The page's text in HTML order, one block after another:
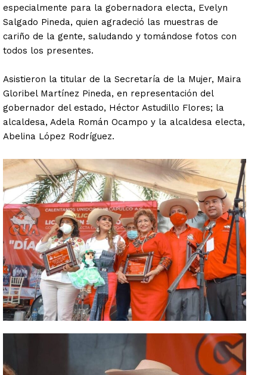
especialmente para la gobernadora electa, Evelyn
Salgado Pineda, quien agradeció las muestras de
cariño de la gente, saludando y tomándose fotos con
todos los presentes.
Asistieron la titular de la Secretaría de la Mujer, Maira
Gloribel Martínez Pineda, en representación del
gobernador del estado, Héctor Astudillo Flores; la
alcaldesa, Adela Román Ocampo y la alcaldesa electa,
Abelina López Rodríguez.